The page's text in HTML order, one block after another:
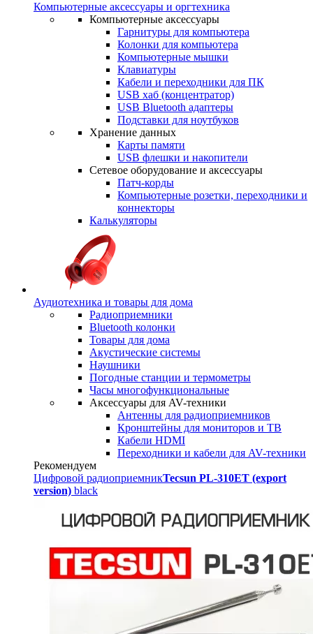
Компьютерные аксессуары и оргтехника
Компьютерные аксессуары
Гарнитуры для компьютера
Колонки для компьютера
Компьютерные мышки
Клавиатуры
Кабели и переходники для ПК
USB хаб (концентратор)
USB Bluetooth адаптеры
Подставки для ноутбуков
Хранение данных
Карты памяти
USB флешки и накопители
Сетевое оборудование и аксессуары
Патч-корды
Компьютерные розетки, переходники и
коннекторы
Калькуляторы
Аудиотехника и товары для дома
Радиоприемники
Bluetooth колонки
Товары для дома
Акустические системы
Наушники
Погодные станции и термометры
Часы многофункциональные
Аксессуары для AV-техники
Антенны для радиоприемников
Кронштейны для мониторов и ТВ
Кабели HDMI
Переходники и кабели для AV-техники
Рекомендуем
Цифровой радиоприемникTecsun PL-310ET (export
version) black